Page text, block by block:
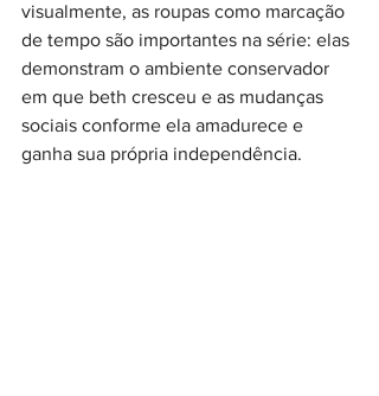
visualmente, as roupas como marcação
de tempo são importantes na série: elas
demonstram o ambiente conservador
em que beth cresceu e as mudanças
sociais conforme ela amadurece e
ganha sua própria independência.